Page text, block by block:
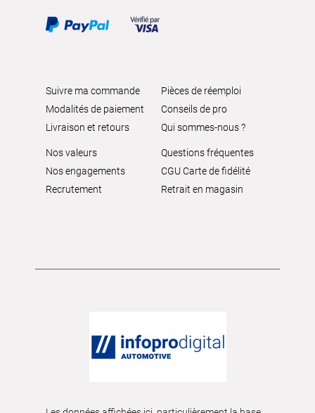
Suivre ma commande
Modalités de paiement
Livraison et retours
Pièces de réemploi
Conseils de pro
Qui sommes-nous ?
Nos valeurs
Nos engagements
Recrutement
Questions fréquentes
CGU Carte de fidélité
Retrait en magasin